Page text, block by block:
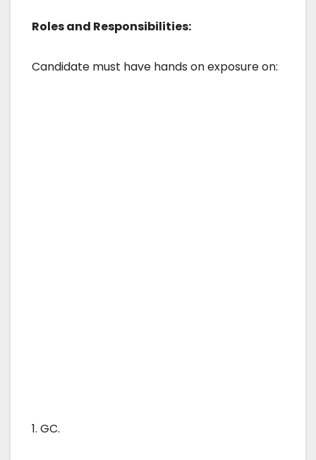
Roles and Responsibilities:
Candidate must have hands on exposure on:
1. GC.